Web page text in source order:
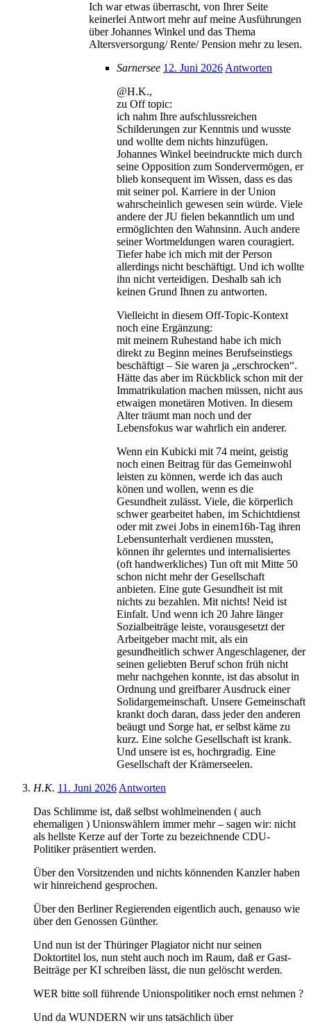
Ich war etwas überrascht, von Ihrer Seite
keinerlei Antwort mehr auf meine Ausführungen
über Johannes Winkel und das Thema
Altersversorgung/ Rente/ Pension mehr zu lesen.
Sarnersee 12. Juni 2026Antworten
@H.K.,
zu Off topic:
ich nahm Ihre aufschlussreichen
Schilderungen zur Kenntnis und wusste
und wollte dem nichts hinzufügen.
Johannes Winkel beeindruckte mich durch
seine Opposition zum Sondervermögen, er
blieb konsequent im Wissen, dass es das
mit seiner pol. Karriere in der Union
wahrscheinlich gewesen sein würde. Viele
andere der JU fielen bekanntlich um und
ermöglichten den Wahnsinn. Auch andere
seiner Wortmeldungen waren couragiert.
Tiefer habe ich mich mit der Person
allerdings nicht beschäftigt. Und ich wollte
ihn nicht verteidigen. Deshalb sah ich
keinen Grund Ihnen zu antworten.
Vielleicht in diesem Off-Topic-Kontext
noch eine Ergänzung:
mit meinem Ruhestand habe ich mich
direkt zu Beginn meines Berufseinstiegs
beschäftigt – Sie waren ja „erschrocken“.
Hätte das aber im Rückblick schon mit der
Immatrikulation machen müssen, nicht aus
etwaigen monetären Motiven. In diesem
Alter träumt man noch und der
Lebensfokus war wahrlich ein anderer.
Wenn ein Kubicki mit 74 meint, geistig
noch einen Beitrag für das Gemeinwohl
leisten zu können, werde ich das auch
könen und wollen, wenn es die
Gesundheit zulässt. Viele, die körperlich
schwer gearbeitet haben, im Schichtdienst
oder mit zwei Jobs in einem16h-Tag ihren
Lebensunterhalt verdienen mussten,
können ihr gelerntes und internalisiertes
(oft handwerkliches) Tun oft mit Mitte 50
schon nicht mehr der Gesellschaft
anbieten. Eine gute Gesundheit ist mit
nichts zu bezahlen. Mit nichts! Neid ist
Einfalt. Und wenn ich 20 Jahre länger
Sozialbeiträge leiste, vorausgesetzt der
Arbeitgeber macht mit, als ein
gesundheitlich schwer Angeschlagener, der
seinen geliebten Beruf schon früh nicht
mehr nachgehen konnte, ist das absolut in
Ordnung und greifbarer Ausdruck einer
Solidargemeinschaft. Unsere Gemeinschaft
krankt doch daran, dass jeder den anderen
beäugt und Sorge hat, er selbst käme zu
kurz. Eine solche Gesellschaft ist krank.
Und unsere ist es, hochrgradig. Eine
Gesellschaft der Krämerseelen.
H.K. 11. Juni 2026Antworten
Das Schlimme ist, daß selbst wohlmeinenden ( auch
ehemaligen ) Unionswählern immer mehr – sagen wir: nicht
als hellste Kerze auf der Torte zu bezeichnende CDU-
Politiker präsentiert werden.
Über den Vorsitzenden und nichts könnenden Kanzler haben
wir hinreichend gesprochen.
Über den Berliner Regierenden eigentlich auch, genauso wie
über den Genossen Günther.
Und nun ist der Thüringer Plagiator nicht nur seinen
Doktortitel los, nun steht auch noch im Raum, daß er Gast-
Beiträge per KI schreiben lässt, die nun gelöscht werden.
WER bitte soll führende Unionspolitiker noch ernst nehmen ?
Und da WUNDERN wir uns tatsächlich über